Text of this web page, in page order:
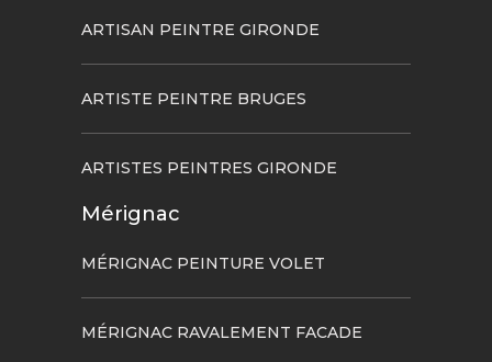
ARTISAN PEINTRE GIRONDE
ARTISTE PEINTRE BRUGES
ARTISTES PEINTRES GIRONDE
Mérignac
MÉRIGNAC PEINTURE VOLET
MÉRIGNAC RAVALEMENT FACADE